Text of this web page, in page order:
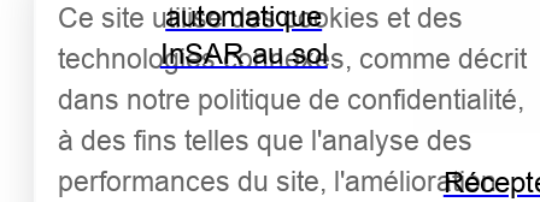
automatique
InSAR au sol
Ce site utilise des cookies et des
technologies connexes, comme décrit
dans notre politique de confidentialité,
à des fins telles que l'analyse des
performances du site, l'amélioration